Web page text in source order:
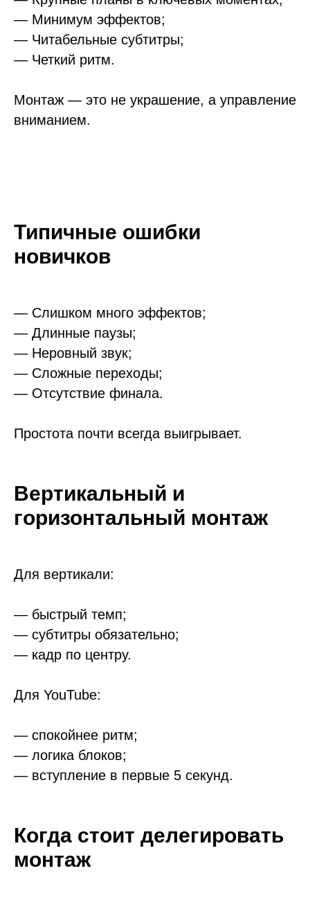
— Минимум эффектов;
— Читабельные субтитры;
— Четкий ритм.
Монтаж — это не украшение, а управление
вниманием.
Типичные ошибки
новичков
— Слишком много эффектов;
— Длинные паузы;
— Неровный звук;
— Сложные переходы;
— Отсутствие финала.
Простота почти всегда выигрывает.
Вертикальный и
горизонтальный монтаж
Для вертикали:
— быстрый темп;
— субтитры обязательно;
— кадр по центру.
Для YouTube:
— спокойнее ритм;
— логика блоков;
— вступление в первые 5 секунд.
Когда стоит делегировать
монтаж